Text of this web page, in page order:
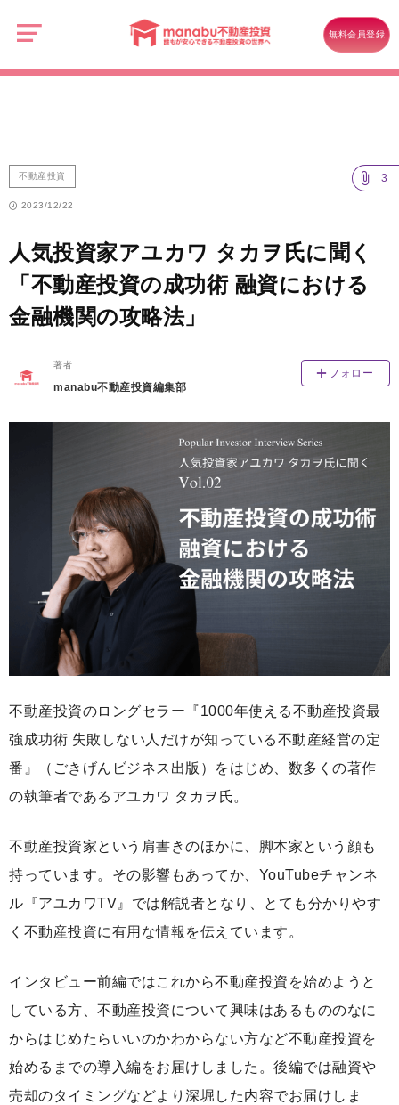
無料会員登録
人気投資家アユカワ タカヲ氏に聞く「不動産投資の成功術 融資における
不動産投資 3
2023/12/22
人気投資家アユカワ タカヲ氏に聞く
「不動産投資の成功術 融資における
金融機関の攻略法」
著者
manabu不動産投資編集部
フォロー
不動産投資のロングセラー『1000年使える不動産投資最
強成功術 失敗しない人だけが知っている不動産経営の定
番』（ごきげんビジネス出版）をはじめ、数多くの著作
の執筆者であるアユカワ タカヲ氏。
不動産投資家という肩書きのほかに、脚本家という顔も
持っています。その影響もあってか、YouTubeチャンネ
ル『アユカワTV』では解説者となり、とても分かりやす
く不動産投資に有用な情報を伝えています。
インタビュー前編ではこれから不動産投資を始めようと
している方、不動産投資について興味はあるもののなに
からはじめたらいいのかわからない方など不動産投資を
始めるまでの導入編をお届けしました。後編では融資や
売却のタイミングなどより深堀した内容でお届けしま